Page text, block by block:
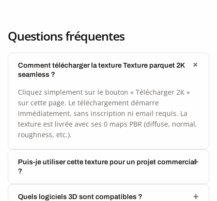
Questions fréquentes
Comment télécharger la texture Texture parquet 2K
seamless ?
Cliquez simplement sur le bouton « Télécharger 2K »
sur cette page. Le téléchargement démarre
immédiatement, sans inscription ni email requis. La
texture est livrée avec ses 0 maps PBR (diffuse, normal,
roughness, etc.).
Puis-je utiliser cette texture pour un projet commercial
?
Quels logiciels 3D sont compatibles ?